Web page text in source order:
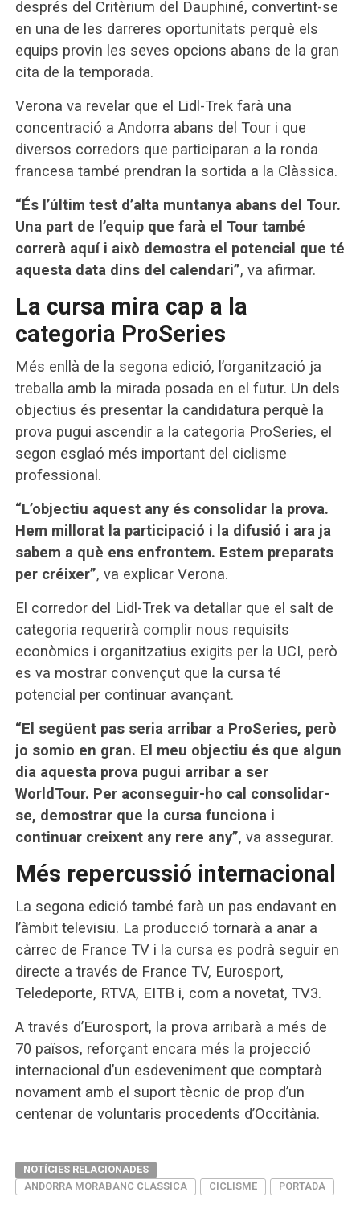
després del Critèrium del Dauphiné, convertint-se
en una de les darreres oportunitats perquè els
equips provin les seves opcions abans de la gran
cita de la temporada.
Verona va revelar que el Lidl-Trek farà una
concentració a Andorra abans del Tour i que
diversos corredors que participaran a la ronda
francesa també prendran la sortida a la Clàssica.
“És l’últim test d’alta muntanya abans del Tour.
Una part de l’equip que farà el Tour també
correrà aquí i això demostra el potencial que té
aquesta data dins del calendari”, va afirmar.
La cursa mira cap a la
categoria ProSeries
Més enllà de la segona edició, l’organització ja
treballa amb la mirada posada en el futur. Un dels
objectius és presentar la candidatura perquè la
prova pugui ascendir a la categoria ProSeries, el
segon esglaó més important del ciclisme
professional.
“L’objectiu aquest any és consolidar la prova.
Hem millorat la participació i la difusió i ara ja
sabem a què ens enfrontem. Estem preparats
per créixer”, va explicar Verona.
El corredor del Lidl-Trek va detallar que el salt de
categoria requerirà complir nous requisits
econòmics i organitzatius exigits per la UCI, però
es va mostrar convençut que la cursa té
potencial per continuar avançant.
“El següent pas seria arribar a ProSeries, però
jo somio en gran. El meu objectiu és que algun
dia aquesta prova pugui arribar a ser
WorldTour. Per aconseguir-ho cal consolidar-
se, demostrar que la cursa funciona i
continuar creixent any rere any”, va assegurar.
Més repercussió internacional
La segona edició també farà un pas endavant en
l’àmbit televisiu. La producció tornarà a anar a
càrrec de France TV i la cursa es podrà seguir en
directe a través de France TV, Eurosport,
Teledeporte, RTVA, EITB i, com a novetat, TV3.
A través d’Eurosport, la prova arribarà a més de
70 països, reforçant encara més la projecció
internacional d’un esdeveniment que comptarà
novament amb el suport tècnic de prop d’un
centenar de voluntaris procedents d’Occitània.
NOTÍCIES RELACIONADES
ANDORRA MORABANC CLASSICA
CICLISME PORTADA